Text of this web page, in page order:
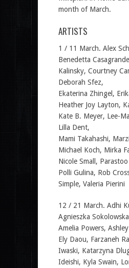
month of March.
ARTISTS
1 / 11 March. Alex
Benedetta
Kalinsky, Courtney
Deborah Sfez,
Ekaterina Zhingel,
Heather Joy Layton,
Kate B. Meyer, Lee-
Lilla Dent,
Mami Takahashi,
Michael Koch, Mirka
Nicole Small,
Polli Gulina, Rob
Simple, Valeria Pierini
12 / 21 March. Adhi
Agnieszka
Amelia Powers,
Ely Daou, Farzaneh
Iwaski, Katarzyna
Ideishi, Kyla Swain,